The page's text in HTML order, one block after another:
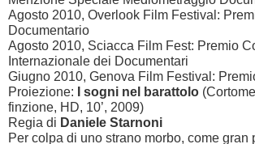
Agosto 2010, Overlook Film Festival:
Documentario
Agosto 2010, Sciacca Film Fest: Premio
Internazionale dei Documentari
Giugno 2010, Genova Film Festival:
Proiezione:
I sogni nel barattolo
finzione, HD, 10’, 2009)
Regia di Daniele Starnoni
Per colpa di uno strano morbo, come gran